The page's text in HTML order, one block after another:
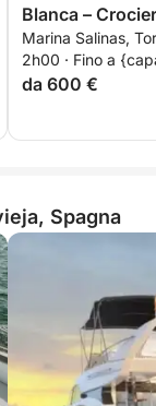
Blanca –
itinerario
Marina Salinas,
2h00 · Fino a
da 600 €
Spagna